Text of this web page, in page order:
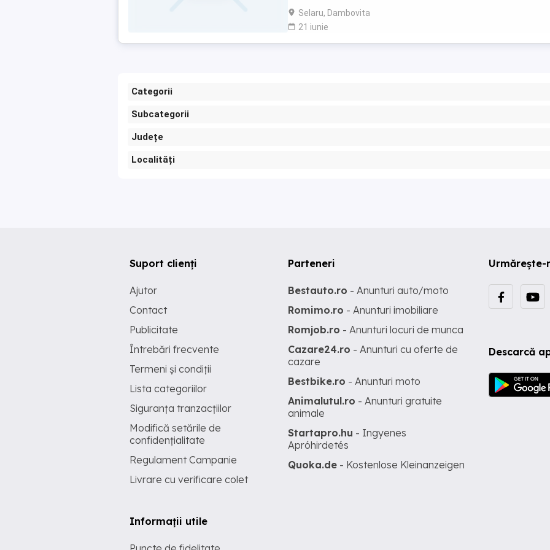
Selaru, Dambovita
21 iunie
Categorii
Subcategorii
Județe
Localități
Urmărește-
Descarcă
Suport clienți
Ajutor
Contact
Publicitate
Întrebări frecvente
Termeni și condiții
Lista categoriilor
Siguranța tranzacțiilor
Modifică setările de
confidențialitate
Regulament Campanie
Livrare cu verificare colet
Informații utile
Parteneri
Bestauto.ro - Anunturi auto/moto
Romimo.ro - Anunturi imobiliare
Romjob.ro - Anunturi locuri de munca
Cazare24.ro - Anunturi cu oferte de
cazare
Bestbike.ro - Anunturi moto
Animalutul.ro - Anunturi gratuite
animale
Startapro.hu - Ingyenes
Apróhirdetés
Quoka.de - Kostenlose Kleinanzeigen